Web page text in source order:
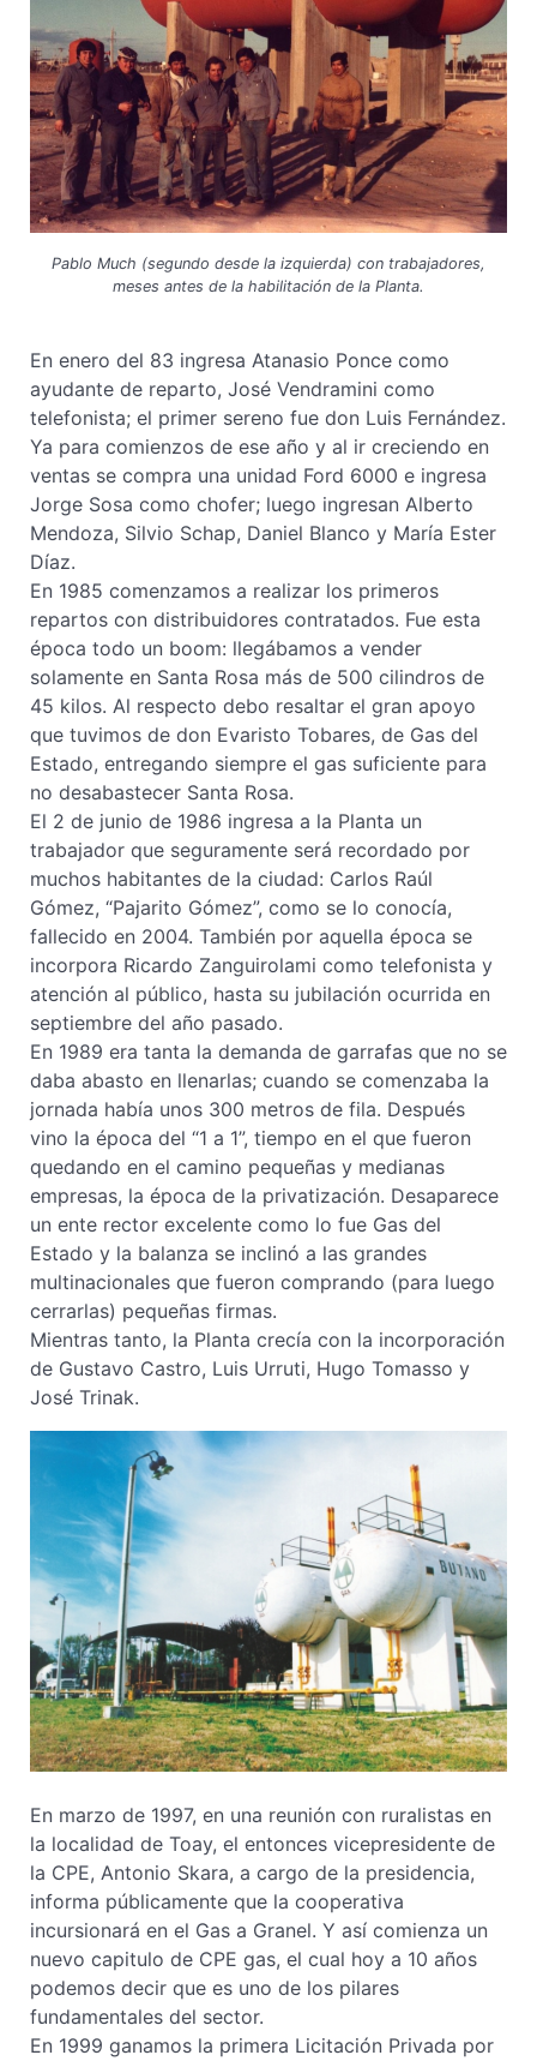
Pablo Much (segundo desde la izquierda) con trabajadores,
meses antes de la habilitación de la Planta.
En enero del 83 ingresa Atanasio Ponce como
ayudante de reparto, José Vendramini como
telefonista; el primer sereno fue don Luis Fernández.
Ya para comienzos de ese año y al ir creciendo en
ventas se compra una unidad Ford 6000 e ingresa
Jorge Sosa como chofer; luego ingresan Alberto
Mendoza, Silvio Schap, Daniel Blanco y María Ester
Díaz.
En 1985 comenzamos a realizar los primeros
repartos con distribuidores contratados. Fue esta
época todo un boom: llegábamos a vender
solamente en Santa Rosa más de 500 cilindros de
45 kilos. Al respecto debo resaltar el gran apoyo
que tuvimos de don Evaristo Tobares, de Gas del
Estado, entregando siempre el gas suficiente para
no desabastecer Santa Rosa.
El 2 de junio de 1986 ingresa a la Planta un
trabajador que seguramente será recordado por
muchos habitantes de la ciudad: Carlos Raúl
Gómez, “Pajarito Gómez”, como se lo conocía,
fallecido en 2004. También por aquella época se
incorpora Ricardo Zanguirolami como telefonista y
atención al público, hasta su jubilación ocurrida en
septiembre del año pasado.
En 1989 era tanta la demanda de garrafas que no se
daba abasto en llenarlas; cuando se comenzaba la
jornada había unos 300 metros de fila. Después
vino la época del “1 a 1”, tiempo en el que fueron
quedando en el camino pequeñas y medianas
empresas, la época de la privatización. Desaparece
un ente rector excelente como lo fue Gas del
Estado y la balanza se inclinó a las grandes
multinacionales que fueron comprando (para luego
cerrarlas) pequeñas firmas.
Mientras tanto, la Planta crecía con la incorporación
de Gustavo Castro, Luis Urruti, Hugo Tomasso y
José Trinak.
En marzo de 1997, en una reunión con ruralistas en
la localidad de Toay, el entonces vicepresidente de
la CPE, Antonio Skara, a cargo de la presidencia,
informa públicamente que la cooperativa
incursionará en el Gas a Granel. Y así comienza un
nuevo capitulo de CPE gas, el cual hoy a 10 años
podemos decir que es uno de los pilares
fundamentales del sector.
En 1999 ganamos la primera Licitación Privada por